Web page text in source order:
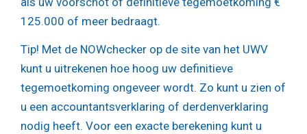
125.000 of meer bedraagt.
Tip! Met de NOWchecker op de site van het UWV
kunt u uitrekenen hoe hoog uw definitieve
tegemoetkoming ongeveer wordt. Zo kunt u zien of
u een accountantsverklaring of derdenverklaring
nodig heeft. Voor een exacte berekening kunt u